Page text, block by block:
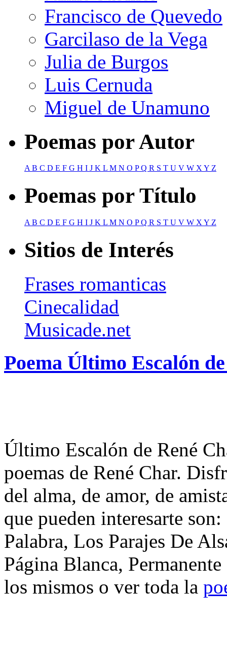
Francisco de Quevedo
Garcilaso de la Vega
Julia de Burgos
Luis Cernuda
Miguel de Unamuno
Poemas por Autor
AB C D E F G H I J K L M N O PQ R S T U V W XY Z
Poemas por Título
A B C D E F G H I J K L M N O PQ R S T U V W X Y Z
Sitios de Interés
Frases romanticas
Cinecalidad
Musicade.net
Poema Último Escalón
Último Escalón de René
poemas de René Char.
del alma, de amor, de
que pueden interesarte
Palabra, Los Parajes De
Página Blanca,
los mismos o ver toda la